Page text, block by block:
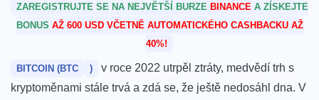
ZAREGISTRUJTE SE NA NEJVĚTŠÍ BURZE BINANCE A ZÍSKEJTE
BONUS AŽ 600 USD VČETNĚ AUTOMATICKÉHO CASHBACKU AŽ
40%!
BITCOIN (BTC ) v roce 2022 utrpěl ztráty, medvědí trh s
kryptoměnami stále trvá a zdá se, že ještě nedosáhl dna. V